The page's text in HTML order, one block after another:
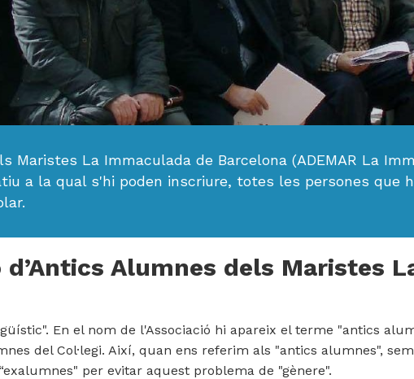
Maristes La Immaculada de Barcelona (ADEMAR La
a la qual s'hi poden inscriure, totes les persones que
d’Antics Alumnes dels Maristes
En el nom de l'Associació hi apareix el terme "antics
del Col·legi. Així, quan ens referim als "antics alumnes",
per evitar aquest problema de "gènere".